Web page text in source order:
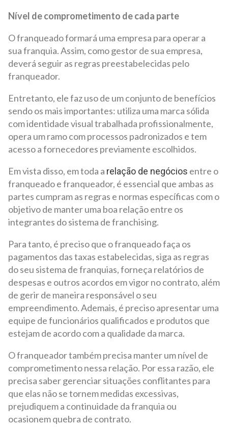
Nível de comprometimento de cada parte
O franqueado formará uma empresa para operar a
sua franquia. Assim, como gestor de sua empresa,
deverá seguir as regras preestabelecidas pelo
franqueador.
Entretanto, ele faz uso de um conjunto de benefícios
sendo os mais importantes: utiliza uma marca sólida
com identidade visual trabalhada profissionalmente,
opera um ramo com processos padronizados e tem
acesso a fornecedores previamente escolhidos.
Em vista disso, em toda a relação de negócios entre o
franqueado e franqueador, é essencial que ambas as
partes cumpram as regras e normas específicas com o
objetivo de manter uma boa relação entre os
integrantes do sistema de franchising.
Para tanto, é preciso que o franqueado faça os
pagamentos das taxas estabelecidas, siga as regras
do seu sistema de franquias, forneça relatórios de
despesas e outros acordos em vigor no contrato, além
de gerir de maneira responsável o seu
empreendimento. Ademais, é preciso apresentar uma
equipe de funcionários qualificados e produtos que
estejam de acordo com a qualidade da marca.
O franqueador também precisa manter um nível de
comprometimento nessa relação. Por essa razão, ele
precisa saber gerenciar situações conflitantes para
que elas não se tornem medidas excessivas,
prejudiquem a continuidade da franquia ou
ocasionem quebra de contrato.